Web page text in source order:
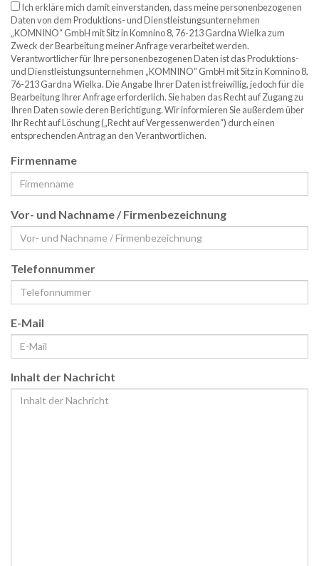
Ich erkläre mich damit einverstanden, dass meine personenbezogenen
Daten von dem Produktions- und Dienstleistungsunternehmen
„KOMNINO“ GmbH mit Sitz in Komnino 8, 76-213 Gardna Wielka zum
Zweck der Bearbeitung meiner Anfrage verarbeitet werden.
Verantwortlicher für Ihre personenbezogenen Daten ist das Produktions-
und Dienstleistungsunternehmen „KOMNINO“ GmbH mit Sitz in Komnino 8,
76-213 Gardna Wielka. Die Angabe Ihrer Daten ist freiwillig, jedoch für die
Bearbeitung Ihrer Anfrage erforderlich. Sie haben das Recht auf Zugang zu
Ihren Daten sowie deren Berichtigung. Wir informieren Sie außerdem über
Ihr Recht auf Löschung („Recht auf Vergessenwerden“) durch einen
entsprechenden Antrag an den Verantwortlichen.
Firmenname
Vor- und Nachname / Firmenbezeichnung
Telefonnummer
E-Mail
Inhalt der Nachricht